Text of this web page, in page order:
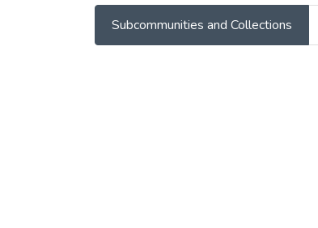
Subcommunities and Collections